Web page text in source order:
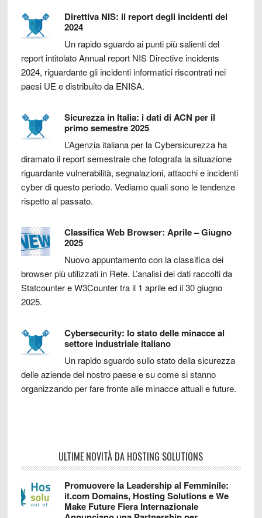
Direttiva NIS: il report degli incidenti del
2024
Un rapido sguardo ai punti più salienti del
report intitolato Annual report NIS Directive incidents
2024, riguardante gli incidenti informatici riscontrati nei
paesi UE e distribuito da ENISA.
Sicurezza in Italia: i dati di ACN per il
primo semestre 2025
L’Agenzia italiana per la Cybersicurezza ha
diramato il report semestrale che fotografa la situazione
riguardante vulnerabilità, segnalazioni, attacchi e incidenti
cyber di questo periodo. Vediamo quali sono le tendenze
rispetto al passato.
Classifica Web Browser: Aprile – Giugno
2025
Nuovo appuntamento con la classifica dei
browser più utilizzati in Rete. L’analisi dei dati raccolti da
Statcounter e W3Counter tra il 1 aprile ed il 30 giugno
2025.
Cybersecurity: lo stato delle minacce al
settore industriale italiano
Un rapido sguardo sullo stato della sicurezza
delle aziende del nostro paese e su come si stanno
organizzando per fare fronte alle minacce attuali e future.
ULTIME NOVITÀ DA HOSTING SOLUTIONS
Promuovere la Leadership al Femminile:
it.com Domains, Hosting Solutions e We
Make Future Fiera Internazionale